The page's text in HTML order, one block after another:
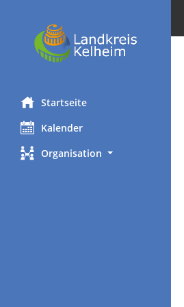
Startseite
Kalender
Organisation